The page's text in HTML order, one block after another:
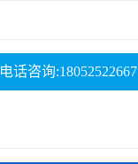
电话咨询:18052522667